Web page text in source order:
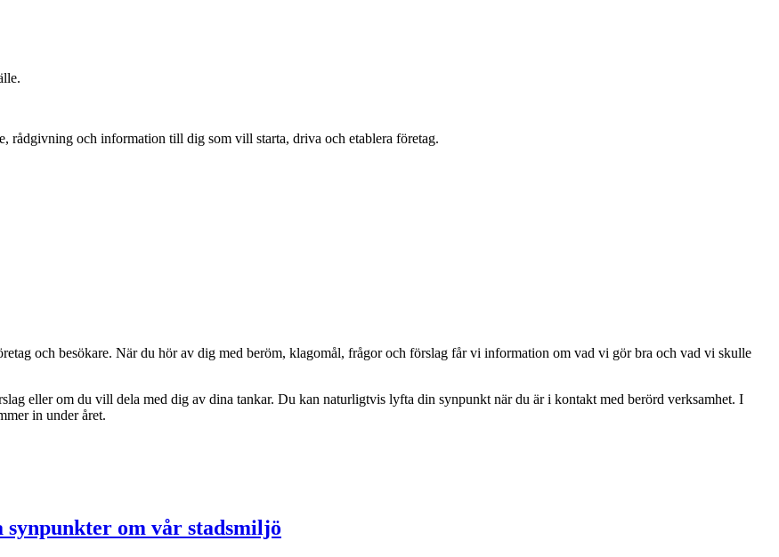
rådgivning och information till dig som vill starta, driva och etablera företag.
och besökare. När du hör av dig med beröm, klagomål, frågor och förslag får vi information om vad vi gör bra och vad vi skulle
eller om du vill dela med dig av dina tankar. Du kan naturligtvis lyfta din synpunkt när du är i kontakt med berörd verksamhet. I
in under året.
om vår stadsmiljö